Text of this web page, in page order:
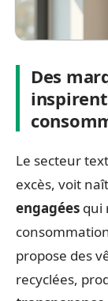
Des
Le secteur
excès, voit
engagées qui
propose des
recyclées,